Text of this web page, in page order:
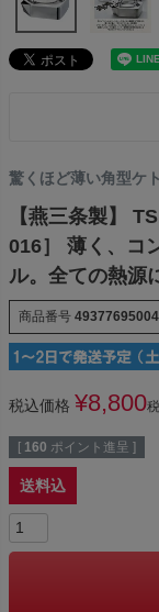
驚くほど薄い角型ケ
【燕三条製】
016］ 薄く、コ
ル。全ての熱源
商品番号
税込価格 ¥8,800
[ 160 ポイント進呈 ]
送料込